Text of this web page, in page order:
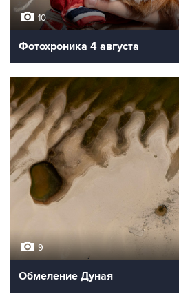
10
Фотохроника 4 августа
9
Обмеление Дуная